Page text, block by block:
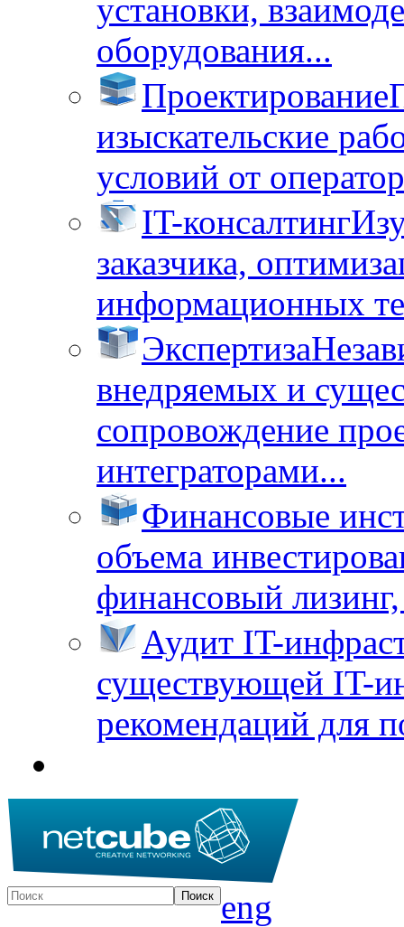
установки,
оборудования...
Проектирование
изыскательские
условий от
IT-консалтинг
заказчика,
информационных
Экспертиза
внедряемых и
сопровождение
интеграторами...
Финансовые
объема
финансовый
Аудит IT-
существующей IT-
рекомендаций для
eng